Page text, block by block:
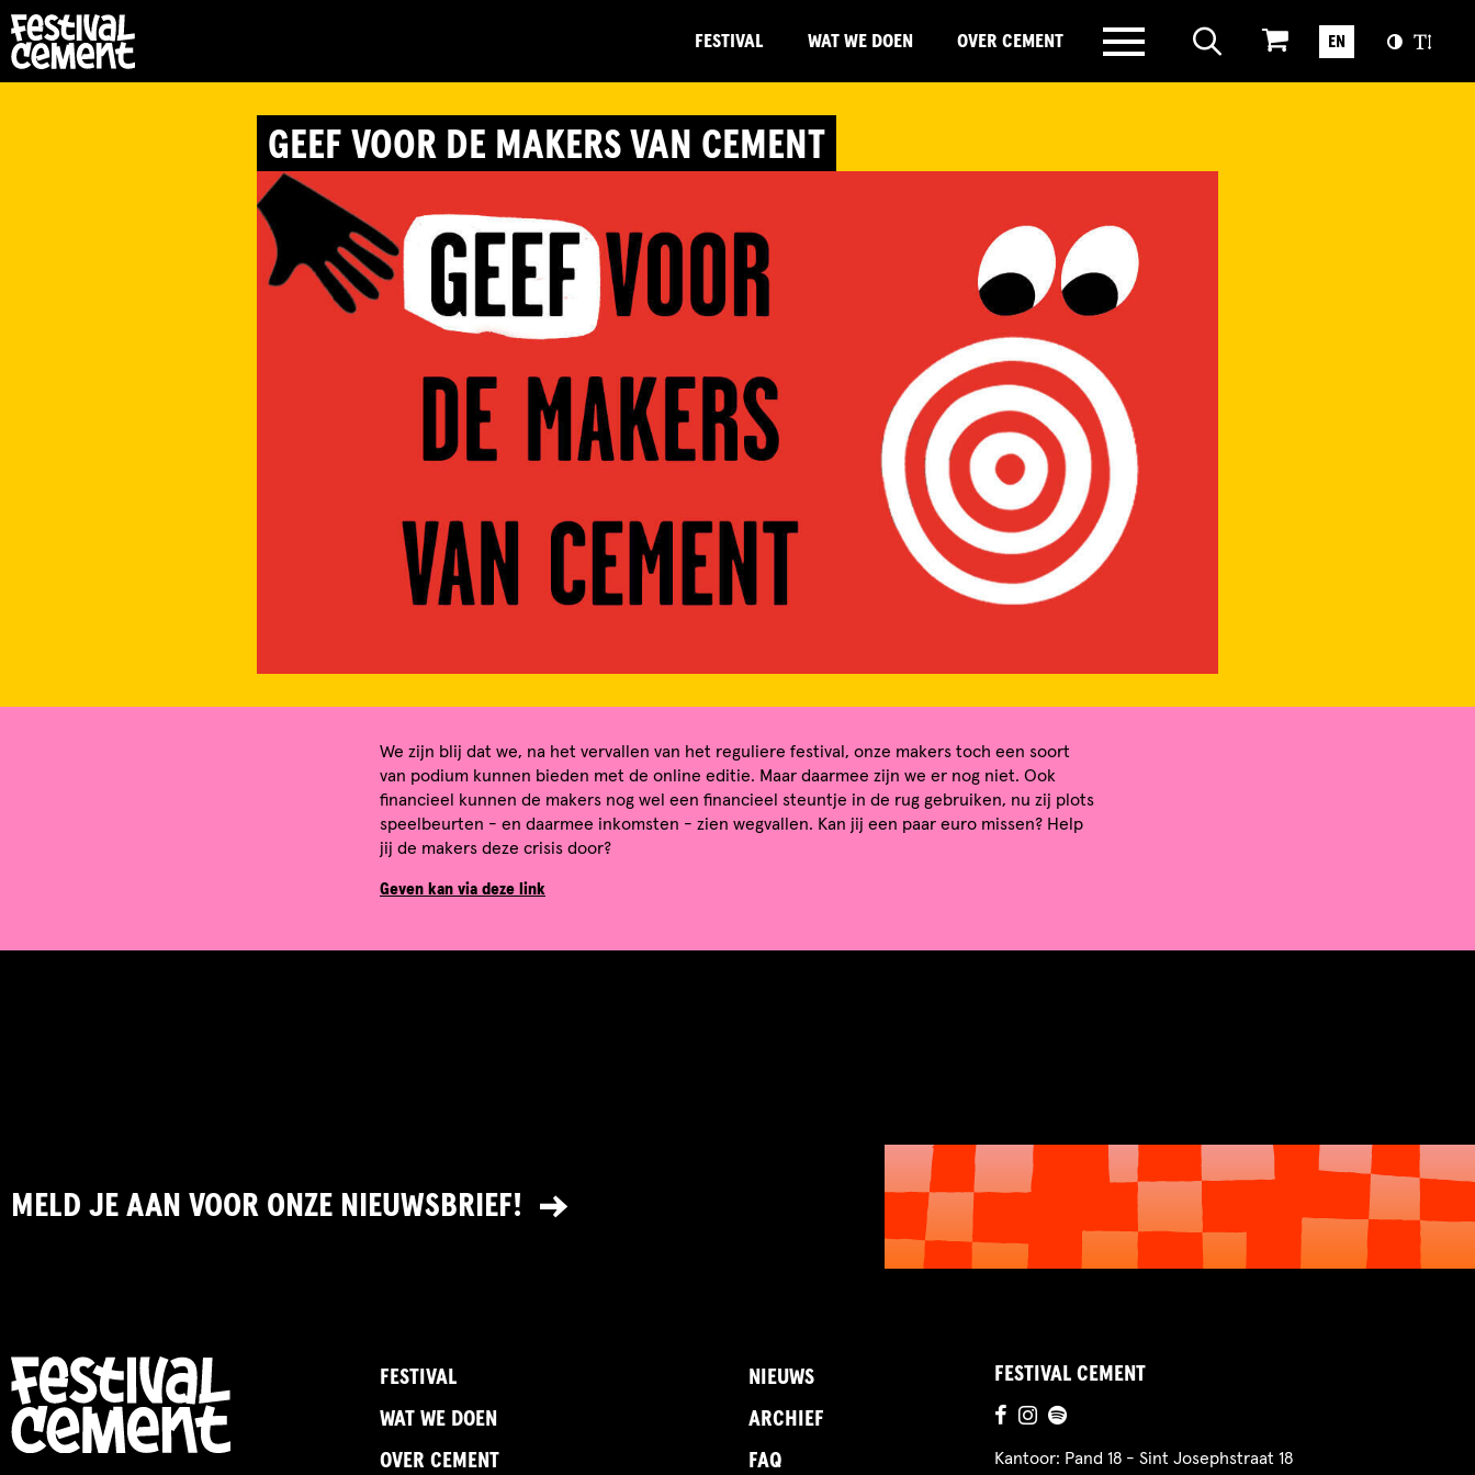
FESTIVAL WAT WE DOEN OVER CEMENT EN
GEEF VOOR DE MAKERS VAN CEMENT
We zijn blij dat we, na het vervallen van het reguliere festival, onze makers toch een soort
van podium kunnen bieden met de online editie. Maar daarmee zijn we er nog niet. Ook
financieel kunnen de makers nog wel een financieel steuntje in de rug gebruiken, nu zij plots
speelbeurten - en daarmee inkomsten - zien wegvallen. Kan jij een paar euro missen? Help
jij de makers deze crisis door?
Geven kan via deze link
MELD JE AAN VOOR ONZE NIEUWSBRIEF!
FESTIVAL
WAT WE DOEN
OVER CEMENT
NIEUWS
ARCHIEF
FAQ
FESTIVAL CEMENT
Kantoor: Pand 18 - Sint Josephstraat 18